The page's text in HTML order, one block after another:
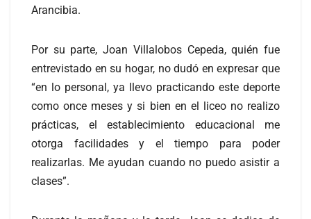
Arancibia.
Por su parte, Joan Villalobos Cepeda, quién fue
entrevistado en su hogar, no dudó en expresar que
“en lo personal, ya llevo practicando este deporte
como once meses y si bien en el liceo no realizo
prácticas, el establecimiento educacional me
otorga facilidades y el tiempo para poder
realizarlas. Me ayudan cuando no puedo asistir a
clases”.